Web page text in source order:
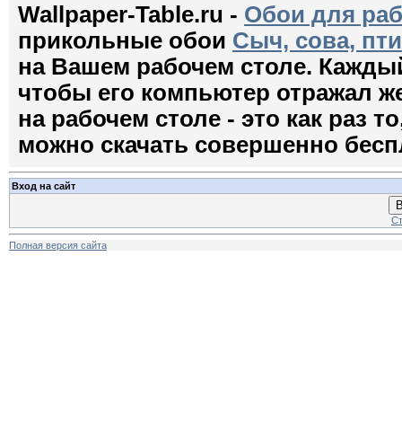
Wallpaper-Table.ru - Обои для
прикольные обои Сыч, сова,
на Вашем рабочем столе.
чтобы его компьютер отражал
на рабочем столе - это как раз
можно скачать совершенно
Вход на сайт
Полная версия сайта